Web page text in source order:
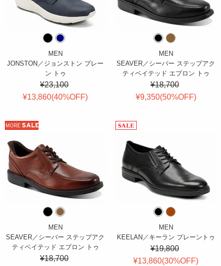
MEN
JONSTON／ジョンストン プレー
ン トゥ
¥23,100
¥13,860(40%OFF)
MEN
SEAVER／シーバー ステップアク
ティベイテッド エプロン トゥ
¥18,700
¥9,350(50%OFF)
MORE SALE
MEN
SEAVER／シーバー ステップアク
ティベイテッド エプロン トゥ
¥18,700
MEN
KEELAN／キーラン プレーントゥ
¥19,800
¥13,860(30%OFF)